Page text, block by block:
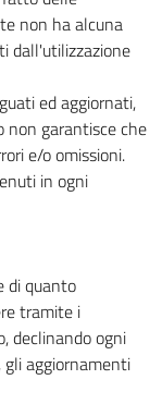
non ha alcuna
dall'utilizzazione
ed aggiornati,
non garantisce che
e/o omissioni.
in ogni
di quanto
tramite i
declinando ogni
gli aggiornamenti